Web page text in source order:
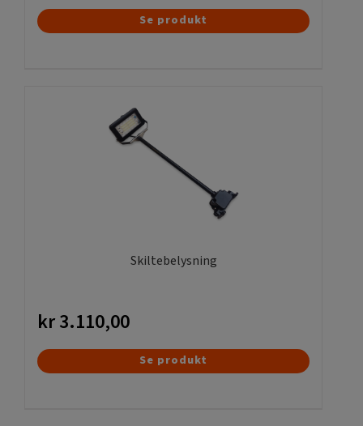
Dette
vælges
varesiden
Se produkt
Skiltebelysning
kr3.110,00
Se produkt